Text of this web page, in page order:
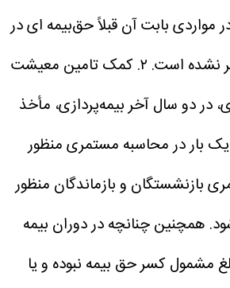
مواردی بابت آن قبلاً حق‌بیمه ای در
نشده است. ۲. کمک تامین معیشت
دو سال آخر بیمه‌پردازی، مأخذ
بار در محاسبه مستمری منظور
بازنشستگان و بازماندگان منظور
همچنین چنانچه در دوران بیمه
مشمول کسر حق بیمه نبوده و یا